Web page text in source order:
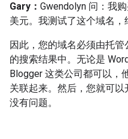
Gary： Gwendolyn 问：我
美元。我测试了这个域名，
因此，您的域名必须由托
的搜索结果中。无论是
Blogger 这类公司都可以，
关联起来。然后，您就可
没有问题。